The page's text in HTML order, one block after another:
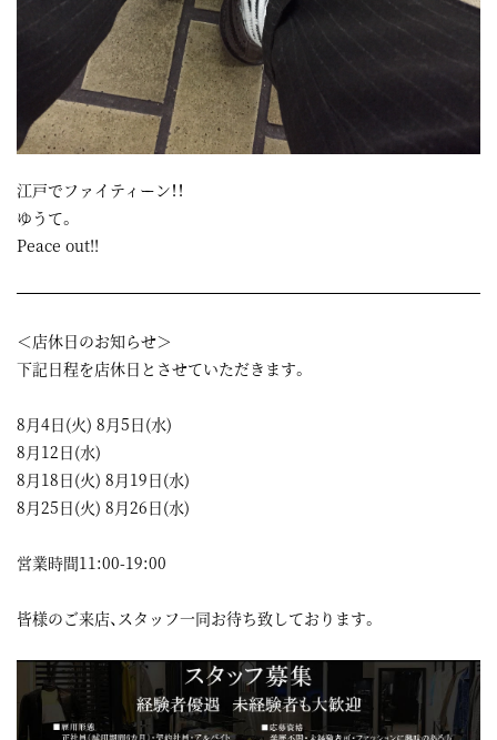
江戸でファイティーン！！
ゆうて。
Peace out!!
＜店休日のお知らせ＞
下記日程を店休日とさせていただきます。
8月4日(火) 8月5日(水)
8月12日(水)
8月18日(火) 8月19日(水)
8月25日(火) 8月26日(水)
営業時間11:00-19:00
皆様のご来店、スタッフ一同お待ち致しております。